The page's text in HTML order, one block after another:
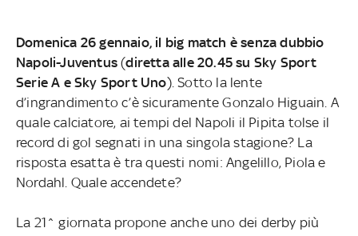
Domenica 26 gennaio, il big match è senza dubbio
Napoli-Juventus(diretta alle 20.45 su Sky Sport
Serie A e Sky Sport Uno). Sotto la lente
d’ingrandimento c’è sicuramente Gonzalo Higuain. A
quale calciatore, ai tempi del Napoli il Pipita tolse il
record di gol segnati in una singola stagione? La
risposta esatta è tra questi nomi: Angelillo, Piola e
Nordahl. Quale accendete?
La 21^ giornata propone anche uno dei derby più